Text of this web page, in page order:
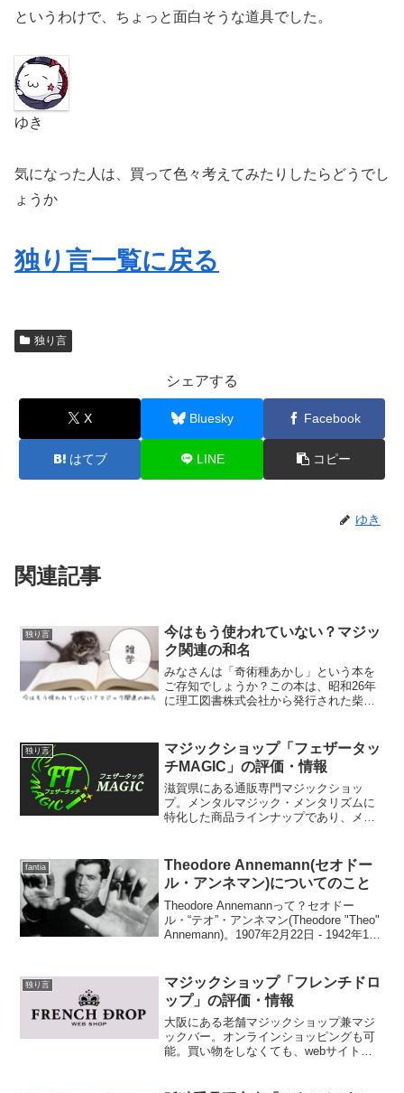
というわけで、ちょっと面白そうな道具でした。
ゆき
気になった人は、買って色々考えてみたりしたらどうでし
ょうか
独り言一覧に戻る
独り言
シェアする
X Bluesky Facebook
はてブ LINE コピー
ゆき
関連記事
独り言
今はもう使われていない？マジッ
ク関連の和名
みなさんは「奇術種あかし」という本を
ご存知でしょうか？この本は、昭和26年
に理工図書株式会社から発行された柴田
というものがほぼ存在せず、数学の本の
中に数理を利用した...
独り言
マジックショップ「フェザータッ
チMAGIC」の評価・情報
滋賀県にある通販専門マジックショッ
プ。メンタルマジック・メンタリズムに
特化した商品ラインナップであり、メン
い」という難点を、独自の翻訳原稿が付
いてるサービスで解消している...
fantia
Theodore Annemann(セオドー
ル・アンネマン)についてのこと
Theodore Annemannって？セオドー
ル・“テオ”・アンネマン(Theodore "Theo"
Annemann)。1907年2月22日 - 1942年1月
独り言
マジックショップ「フレンチドロ
ップ」の評価・情報
大阪にある老舗マジックショップ兼マジ
ックバー。オンラインショッピングも可
能。買い物をしなくても、webサイトに